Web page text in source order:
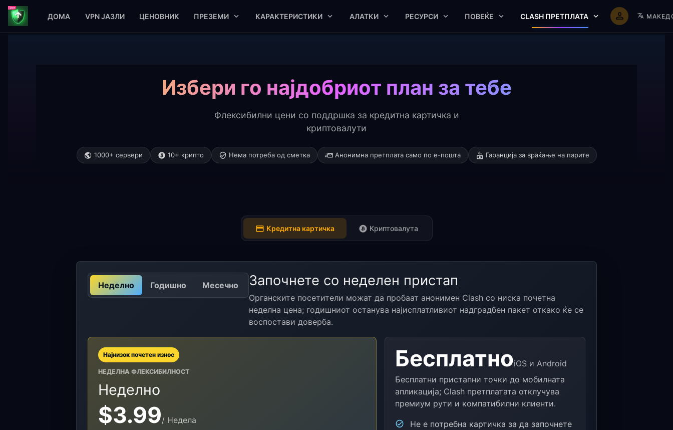
ДОМА VPN ЈАЗЛИ ЦЕНОВНИК ПРЕЗЕМИ КАРАКТЕРИСТИКИ АЛАТКИ РЕСУРСИ ПОВЕЌЕ CLASH ПРЕТПЛАТА
Избери го најдобриот план за тебе
Флексибилни цени со поддршка за кредитна картичка и
криптовалути
1000+ сервери 10+ крипто Нема потреба од сметка Анонимна претплата само по е-пошта Гаранција за враќање на парите
Кредитна картичка Криптовалута
Неделно Годишно Месечно Започнете со неделен пристап
Органските посетители можат да пробаат анонимен Clash со ниска почетна
неделна цена; годишниот останува најисплатливиот надградбен пакет откако ќе се
воспостави доверба.
Најнизок почетен износ
НЕДЕЛНА ФЛЕКСИБИЛНОСТ
Неделно
$3.99/ Недела
БесплатноiOS и Android
Бесплатни пристапни точки до мобилната
апликација; Clash претплатата отклучува
премиум рути и компатибилни клиенти.
Не е потребна картичка за да започнете